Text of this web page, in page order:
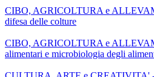
CIBO, AGRICOLTURA e
difesa delle colture
CIBO, AGRICOLTURA e
alimentari e microbiologia degli